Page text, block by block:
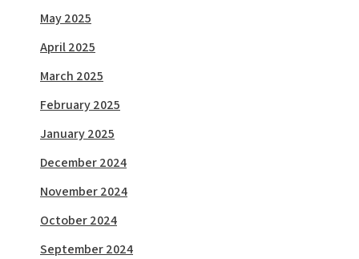
May 2025
April 2025
March 2025
February 2025
January 2025
December 2024
November 2024
October 2024
September 2024